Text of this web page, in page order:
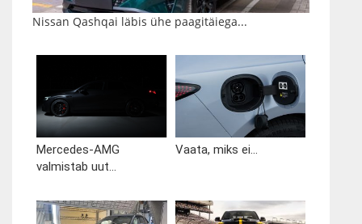
Nissan Qashqai läbis ühe paagitäiega...
Mercedes-AMG
valmistab uut...
Vaata, miks ei...